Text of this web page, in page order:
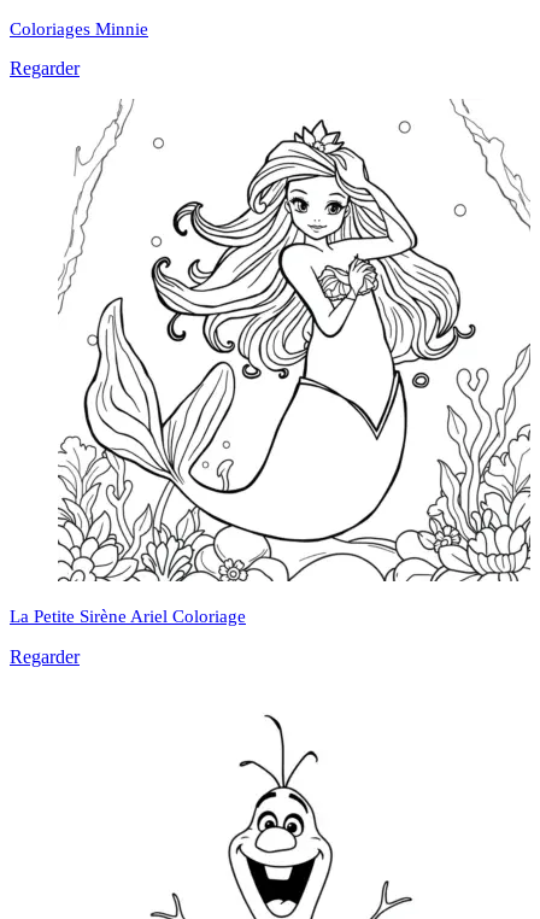
Coloriages Minnie
Regarder
La Petite Sirène Ariel Coloriage
Regarder